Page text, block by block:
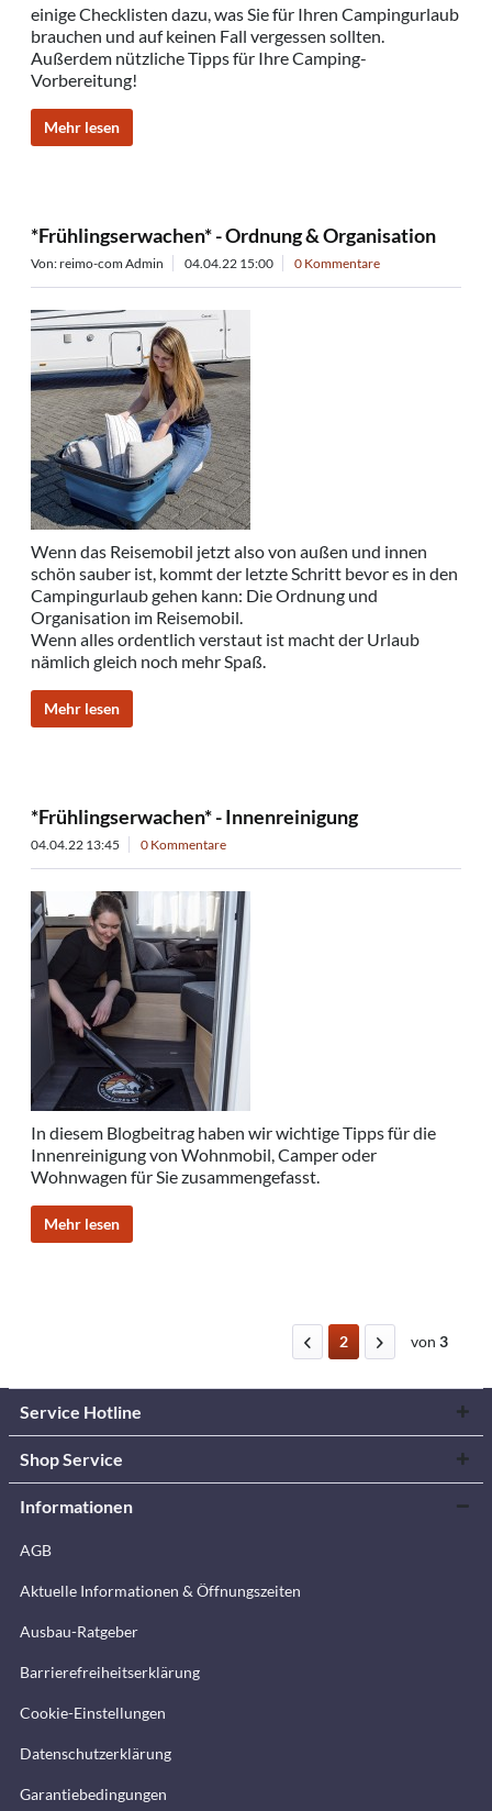
einige Checklisten dazu, was Sie für Ihren Campingurlaub
brauchen und auf keinen Fall vergessen sollten.
Außerdem nützliche Tipps für Ihre Camping-
Vorbereitung!
Mehr lesen
*Frühlingserwachen* - Ordnung & Organisation
Von: reimo-com Admin 04.04.22 15:00 0 Kommentare
Wenn das Reisemobil jetzt also von außen und innen
schön sauber ist, kommt der letzte Schritt bevor es in den
Campingurlaub gehen kann: Die Ordnung und
Organisation im Reisemobil.
Wenn alles ordentlich verstaut ist macht der Urlaub
nämlich gleich noch mehr Spaß.
Mehr lesen
*Frühlingserwachen* - Innenreinigung
04.04.22 13:45 0 Kommentare
In diesem Blogbeitrag haben wir wichtige Tipps für die
Innenreinigung von Wohnmobil, Camper oder
Wohnwagen für Sie zusammengefasst.
Mehr lesen
2 von 3
Service Hotline
Shop Service
Informationen
AGB
Aktuelle Informationen & Öffnungszeiten
Ausbau-Ratgeber
Barrierefreiheitserklärung
Cookie-Einstellungen
Datenschutzerklärung
Garantiebedingungen